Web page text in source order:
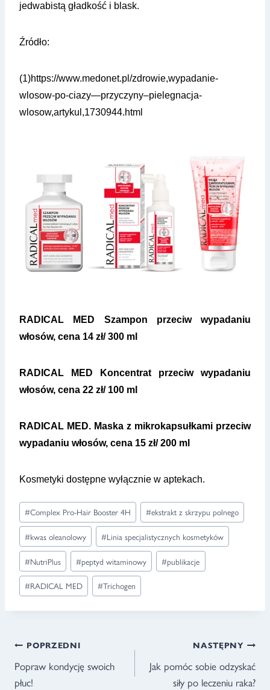
jedwabistą gładkość i blask.
Źródło:
(1)https://www.medonet.pl/zdrowie,wypadanie-
wlosow-po-ciazy—przyczyny–pielegnacja-
wlosow,artykul,1730944.html
RADICAL MED Szampon przeciw wypadaniu
włosów, cena 14 zł/ 300 ml
RADICAL MED Koncentrat przeciw wypadaniu
włosów, cena 22 zł/ 100 ml
RADICAL MED. Maska z mikrokapsułkami przeciw
wypadaniu włosów, cena 15 zł/ 200 ml
Kosmetyki dostępne wyłącznie w aptekach.
Tagi
wpisu:
#Complex Pro-Hair Booster 4H #ekstrakt z skrzypu polnego
#kwas oleanolowy #Linia specjalistycznych kosmetyków
#NutriPlus #peptyd witaminowy #publikacje
#RADICAL MED #Trichogen
NAWIGACJA
WPISU
POPRZEDNI
Popraw kondycję swoich
płuc!
NASTĘPNY
Jak pomóc sobie odzyskać
siły po leczeniu raka?